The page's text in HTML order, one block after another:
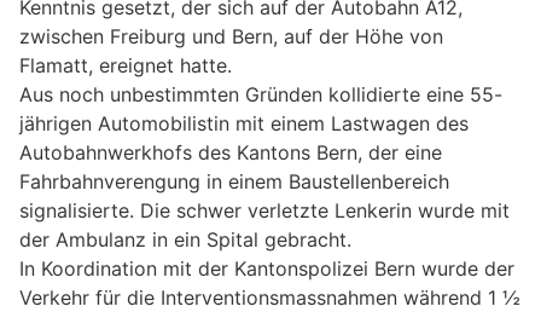
Kenntnis gesetzt, der sich auf der Autobahn A12,
zwischen Freiburg und Bern, auf der Höhe von
Flamatt, ereignet hatte.
Aus noch unbestimmten Gründen kollidierte eine 55-
jährigen Automobilistin mit einem Lastwagen des
Autobahnwerkhofs des Kantons Bern, der eine
Fahrbahnverengung in einem Baustellenbereich
signalisierte. Die schwer verletzte Lenkerin wurde mit
der Ambulanz in ein Spital gebracht.
In Koordination mit der Kantonspolizei Bern wurde der
Verkehr für die Interventionsmassnahmen während 1 ½